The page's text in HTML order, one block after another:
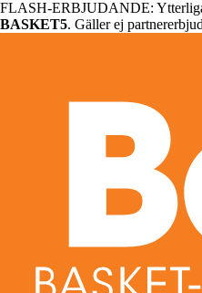
FLASH-ERBJUDANDE:
BASKET5. Gäller ej